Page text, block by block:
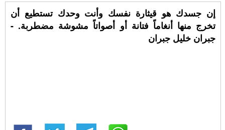
إن جسدك هو قيثارة نفسك وأنت وحدك تستطيع أن
تخرج منها أنغاماً فتانة أو أصواتاً مشوشة مضطربة. -
جبران خليل جبران